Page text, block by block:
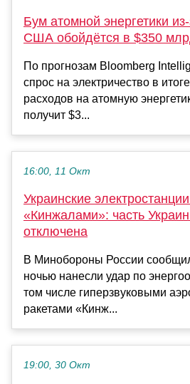
Бум атомной энергетики
США обойдётся в $350
По прогнозам Bloomberg
спрос на электричество в
расходов на атомную
получит $3...
16:00, 11 Окт
Украинские
«Кинжалами»: часть
отключена
В Минобороны России
ночью нанесли удар по
том числе гиперзвуковыми
ракетами «Кинж...
19:00, 30 Окт